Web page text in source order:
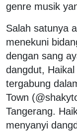
genre musik
Salah satunya
menekuni
dengan sang
dangdut,
tergabung
Town
Tangerang.
menyanyi